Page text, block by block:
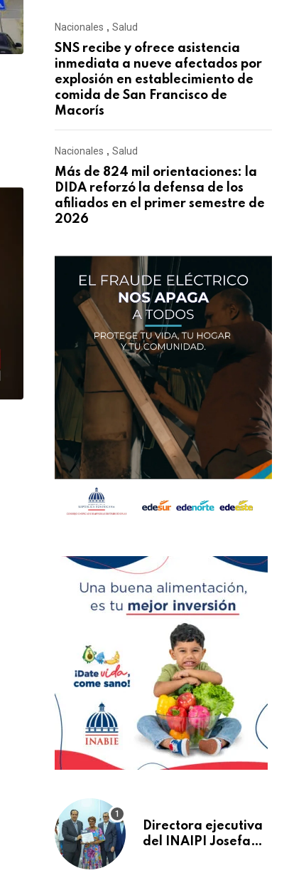
NACIONALES,SALUD
Más de 824 mil orientaciones: la DIDA
AGOSTO 3, 2026
Nacionales , Salud
SNS recibe y ofrece asistencia
inmediata a nueve afectados por
explosión en establecimiento de
comida de San Francisco de
Macorís
Nacionales , Salud
Más de 824 mil orientaciones: la
DIDA reforzó la defensa de los
afiliados en el primer semestre de
2026
Directora ejecutiva
del INAIPI Josefa